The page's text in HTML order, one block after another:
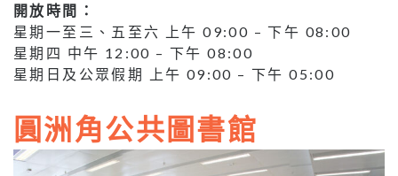
開放時間：
星期一至三、五至六 上午 09:00 – 下午 08:00
星期四 中午 12:00 – 下午 08:00
星期日及公眾假期 上午 09:00 – 下午 05:00
圓洲角公共圖書館